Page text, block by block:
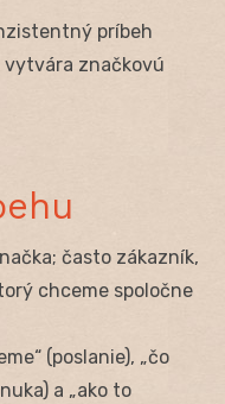
príbeh
značkovú
často zákazník,
chceme spoločne
(poslanie), „čo
a „ako to